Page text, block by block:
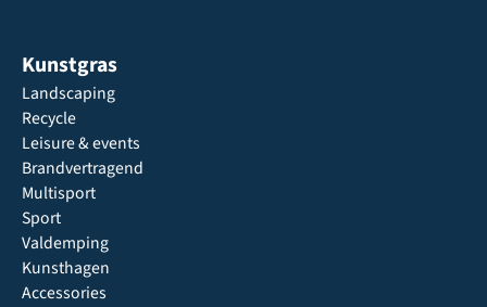
Kunstgras
Landscaping
Recycle
Leisure & events
Brandvertragend
Multisport
Sport
Valdemping
Kunsthagen
Accessories